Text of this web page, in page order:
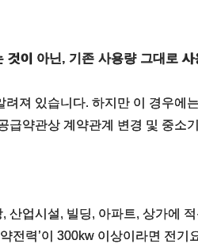
것이 아닌, 기존 사용량 그대로
져 있습니다. 하지만 이 경우에
급약관상 계약관계 변경 및 중소
산업시설, 빌딩, 아파트, 상가에
전력’이 300kw 이상이라면 전